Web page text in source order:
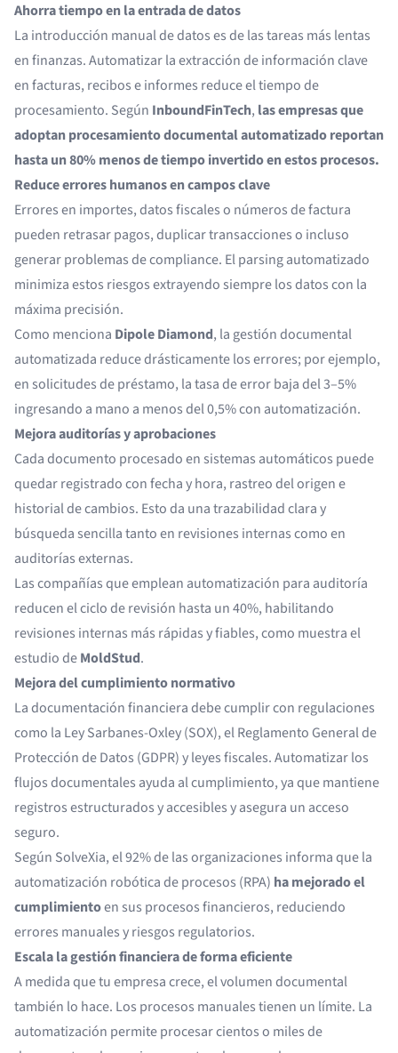
Ahorra tiempo en la entrada de datos
La introducción manual de datos es de las tareas más lentas
en finanzas. Automatizar la extracción de información clave
en facturas, recibos e informes reduce el tiempo de
procesamiento. Según InboundFinTech, las empresas que
adoptan procesamiento documental automatizado reportan
hasta un 80% menos de tiempo invertido en estos procesos.
Reduce errores humanos en campos clave
Errores en importes, datos fiscales o números de factura
pueden retrasar pagos, duplicar transacciones o incluso
generar problemas de compliance. El parsing automatizado
minimiza estos riesgos extrayendo siempre los datos con la
máxima precisión.
Como menciona Dipole Diamond, la gestión documental
automatizada reduce drásticamente los errores; por ejemplo,
en solicitudes de préstamo, la tasa de error baja del 3–5%
ingresando a mano a menos del 0,5% con automatización.
Mejora auditorías y aprobaciones
Cada documento procesado en sistemas automáticos puede
quedar registrado con fecha y hora, rastreo del origen e
historial de cambios. Esto da una trazabilidad clara y
búsqueda sencilla tanto en revisiones internas como en
auditorías externas.
Las compañías que emplean automatización para auditoría
reducen el ciclo de revisión hasta un 40%, habilitando
revisiones internas más rápidas y fiables, como muestra el
estudio deMoldStud.
Mejora del cumplimiento normativo
La documentación financiera debe cumplir con regulaciones
como la Ley Sarbanes-Oxley (SOX), el Reglamento General de
Protección de Datos (GDPR) y leyes fiscales. Automatizar los
flujos documentales ayuda al cumplimiento, ya que mantiene
registros estructurados y accesibles y asegura un acceso
seguro.
Según SolveXia, el 92% de las organizaciones informa que la
automatización robótica de procesos (RPA) ha mejorado el
cumplimientoen sus procesos financieros, reduciendo
errores manuales y riesgos regulatorios.
Escala la gestión financiera de forma eficiente
A medida que tu empresa crece, el volumen documental
también lo hace. Los procesos manuales tienen un límite. La
automatización permite procesar cientos o miles de